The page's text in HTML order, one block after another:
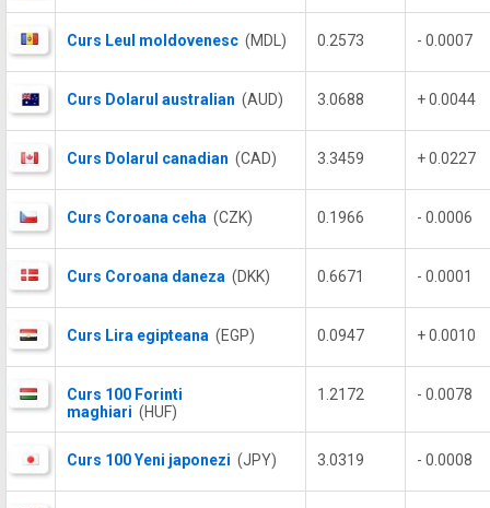
Curs Leul moldovenesc (MDL) 0.2573 - 0.0007
Curs Dolarul australian (AUD) 3.0688 + 0.0044
Curs Dolarul canadian (CAD) 3.3459 + 0.0227
Curs Coroana ceha (CZK) 0.1966 - 0.0006
Curs Coroana daneza (DKK) 0.6671 - 0.0001
Curs Lira egipteana (EGP) 0.0947 + 0.0010
Curs 100 Forinti
maghiari (HUF)
1.2172 - 0.0078
Curs 100 Yeni japonezi (JPY) 3.0319 - 0.0008